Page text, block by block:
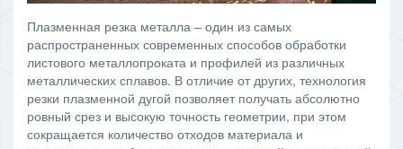
Плазменная резка металла – один из самых
распространенных современных способов обработки
листового металлопроката и профилей из различных
металлических сплавов. В отличие от других, технология
резки плазменной дугой позволяет получать абсолютно
ровный срез и высокую точность геометрии, при этом
сокращается количество отходов материала и